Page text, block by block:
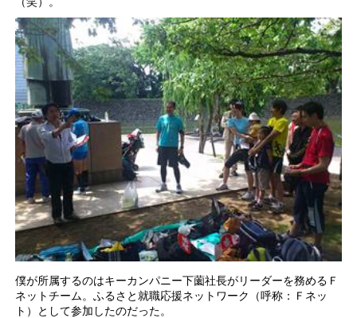
僕が所属するのはキーカンパニー下薗社長がリーダーを務めるＦ
ネットチーム。ふるさと就職応援ネットワーク（呼称：Ｆネッ
ト）として参加したのだった。